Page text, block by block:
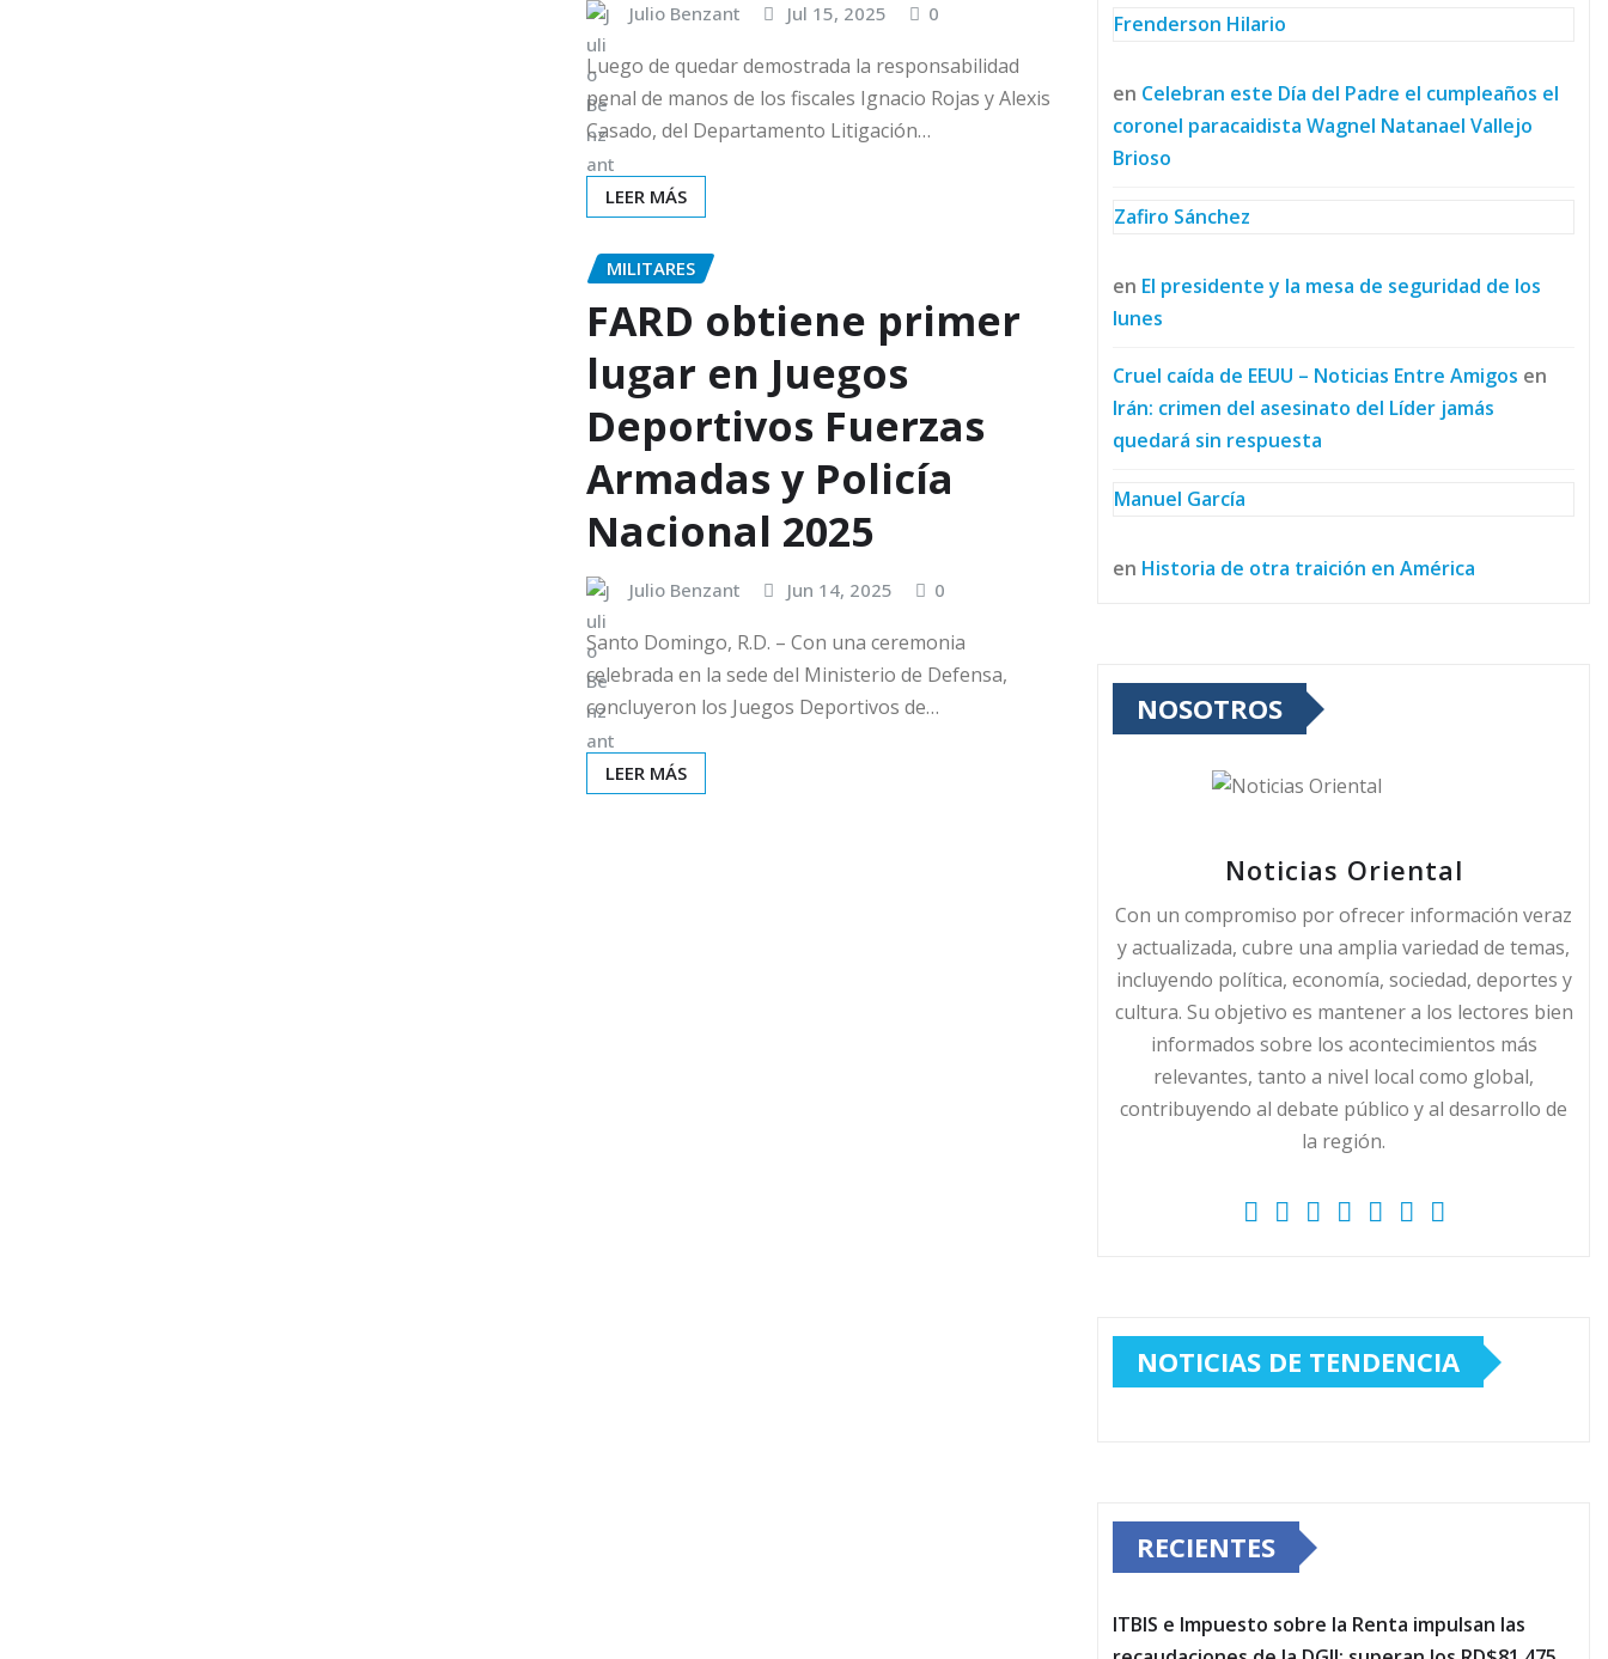
Julio Benzant Jul 15, 2025 0
Luego de quedar demostrada la responsabilidad
penal de manos de los fiscales Ignacio Rojas y Alexis
Casado, del Departamento Litigación…
LEER MÁS
MILITARES
FARD obtiene primer
lugar en Juegos
Deportivos Fuerzas
Armadas y Policía
Nacional 2025
Julio Benzant Jun 14, 2025 0
Santo Domingo, R.D. – Con una ceremonia
celebrada en la sede del Ministerio de Defensa,
concluyeron los Juegos Deportivos de…
LEER MÁS
Frenderson Hilario
en Celebran este Día del Padre el cumpleaños el
coronel paracaidista Wagnel Natanael Vallejo
Brioso
Zafiro Sánchez
en El presidente y la mesa de seguridad de los
lunes
Cruel caída de EEUU – Noticias Entre Amigos en
Irán: crimen del asesinato del Líder jamás
quedará sin respuesta
Manuel García
en Historia de otra traición en América
NOSOTROS
Noticias Oriental
Con un compromiso por ofrecer información veraz
y actualizada, cubre una amplia variedad de temas,
incluyendo política, economía, sociedad, deportes y
cultura. Su objetivo es mantener a los lectores bien
informados sobre los acontecimientos más
relevantes, tanto a nivel local como global,
contribuyendo al debate público y al desarrollo de
la región.
NOTICIAS DE TENDENCIA
RECIENTES
ITBIS e Impuesto sobre la Renta impulsan las